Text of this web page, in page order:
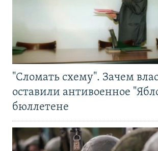
"Сломать схему". Зачем
оставили антивоенное
бюллетене